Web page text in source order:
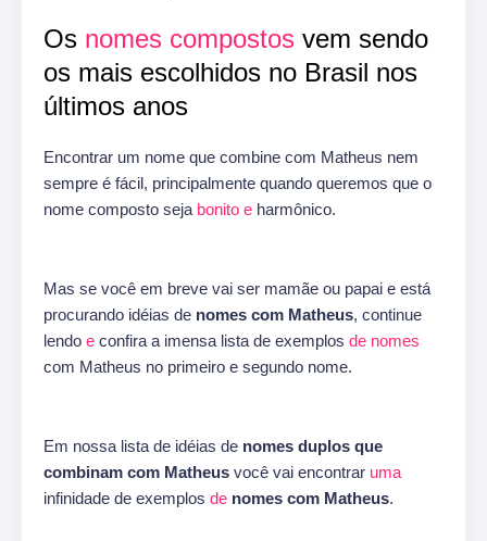
Os nomes compostos vem sendo
os mais escolhidos no Brasil nos
últimos anos
Encontrar um nome que combine com Matheus nem
sempre é fácil, principalmente quando queremos que o
nome composto seja bonito e harmônico.
Mas se você em breve vai ser mamãe ou papai e está
procurando idéias de nomes com Matheus, continue
lendo e confira a imensa lista de exemplos de nomes
com Matheus no primeiro e segundo nome.
Em nossa lista de idéias de nomes duplos que
combinam com Matheus você vai encontrar uma
infinidade de exemplos de nomes com Matheus.